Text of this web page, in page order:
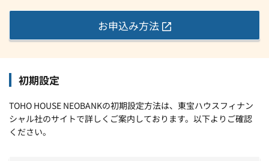
お申込み方法
初期設定
TOHO HOUSE NEOBANKの初期設定方法は、東宝ハウスフィナン
シャル社のサイトで詳しくご案内しております。以下よりご確認
ください。